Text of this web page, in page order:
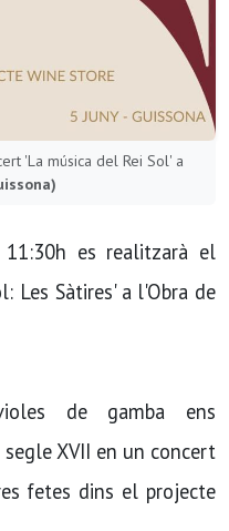
'La música del Rei Sol' a
es realitzarà el
Les Sàtires' a l'Obra de
de gamba ens
XVII en un concert
fetes dins el projecte